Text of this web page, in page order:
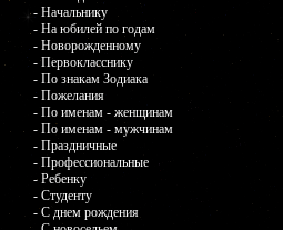
- Начальнику
- На юбилей по годам
- Новорожденному
- Первокласснику
- По знакам Зодиака
- Пожелания
- По именам - женщинам
- По именам - мужчинам
- Праздничные
- Профессиональные
- Ребенку
- Студенту
- С днем рождения